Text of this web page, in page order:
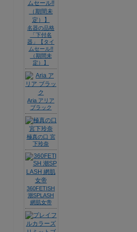
名器の品格
「下付名
器」【タイ
ムセール!!
（期間未
定）】
Aria アリア
ブラック
極真の口 宮
下玲奈
360FETISH
潮SPLASH
網肌女帝